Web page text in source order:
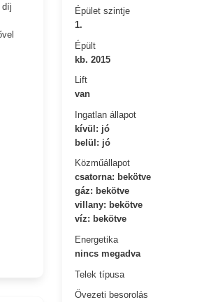
Épület szintje
1.
Épült
kb. 2015
Lift
van
Ingatlan állapot
kívül: jó
belül: jó
Közműállapot
csatorna: bekötve
gáz: bekötve
villany: bekötve
víz: bekötve
Energetika
nincs megadva
Telek típusa
Övezeti besorolás
díj